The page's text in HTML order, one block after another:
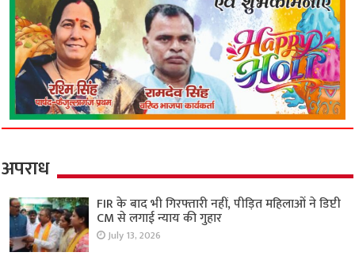
अपराध
FIR के बाद भी गिरफ्तारी नहीं, पीड़ित महिलाओं ने डिप्टी
CM से लगाई न्याय की गुहार
July 13, 2026